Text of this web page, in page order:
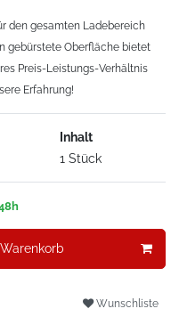
den gesamten Ladebereich
gebürstete Oberfläche bietet
Preis-Leistungs-Verhältnis
Erfahrung!
Inhalt
1 Stück
Wunschliste